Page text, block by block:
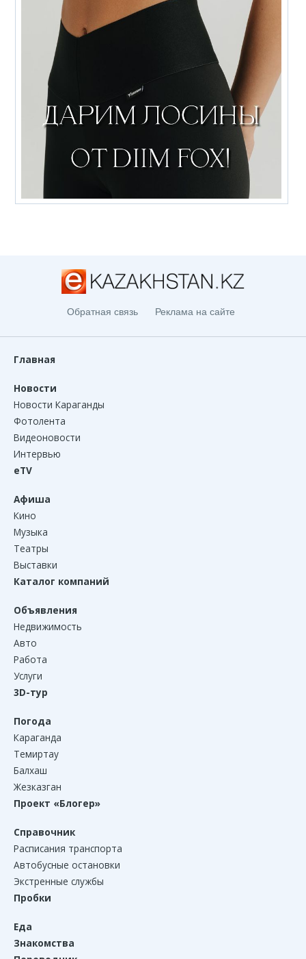
Обратная связь Реклама на сайте
Главная
Новости
Новости Караганды
Фотолента
Видеоновости
Интервью
eTV
Афиша
Кино
Музыка
Театры
Выставки
Каталог компаний
Объявления
Недвижимость
Авто
Работа
Услуги
3D-тур
Погода
Караганда
Темиртау
Балхаш
Жезказган
Проект «Блогер»
Справочник
Расписания транспорта
Автобусные остановки
Экстренные службы
Пробки
Еда
Знакомства